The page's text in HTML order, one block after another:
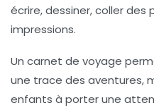
écrire, dessiner, coller
impressions.
Un carnet de voyage
une trace des aventures,
enfants à porter une